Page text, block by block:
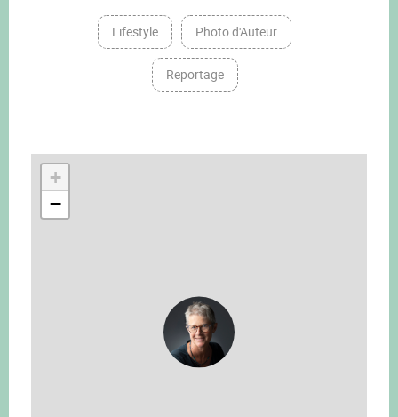
Lifestyle Photo d'Auteur
Reportage
+
−